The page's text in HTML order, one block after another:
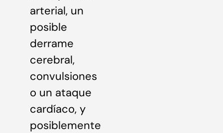
arterial, un
posible
derrame
cerebral,
convulsiones
o un ataque
cardíaco, y
posiblemente